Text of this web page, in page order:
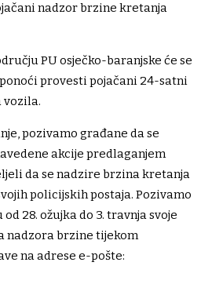
nadzor brzine kretanja
PU osječko-baranjske će se
provesti pojačani 24-satni
vozila.
pozivamo građane da se
akcije predlaganjem
da se nadzire brzina kretanja
policijskih postaja. Pozivamo
28. ožujka do 3. travnja svoje
nadzora brzine tijekom
na adrese e-pošte: